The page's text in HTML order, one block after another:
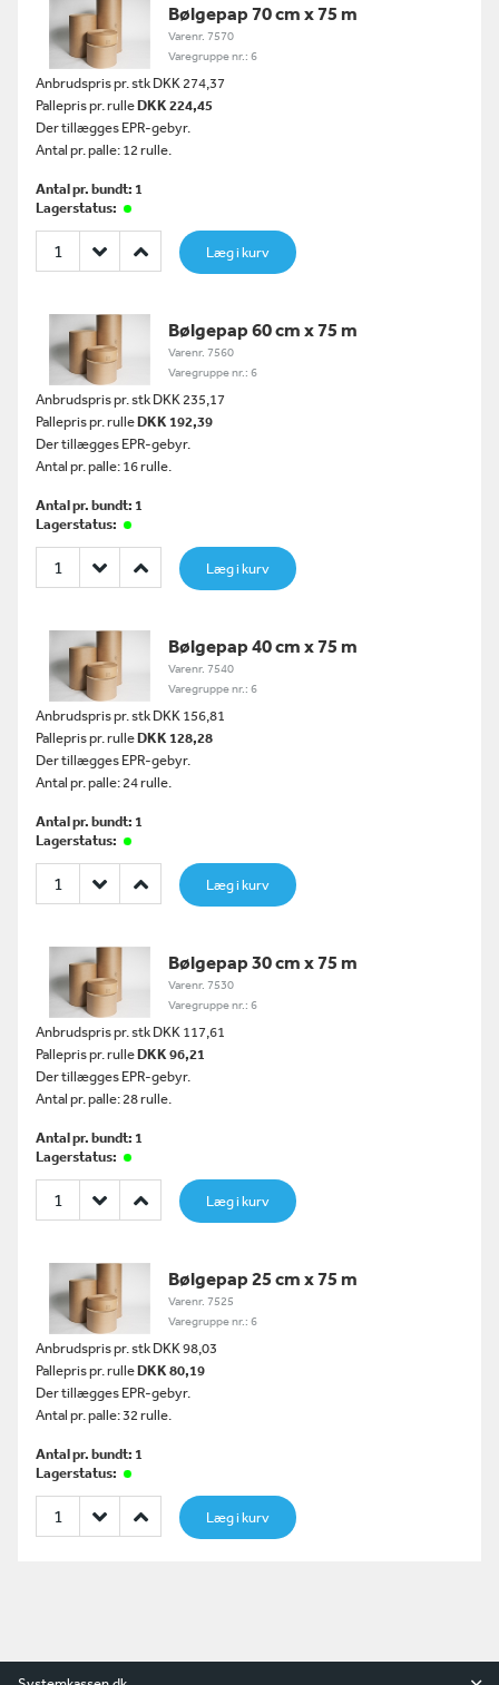
Bølgepap 70 cm x 75 m
Varenr. 7570
Varegruppe nr.: 6
Anbrudspris pr. stk DKK 274,37
Pallepris pr. rulleDKK 224,45
Der tillægges EPR-gebyr.
Antal pr. palle: 12 rulle.
Antal pr. bundt: 1
Lagerstatus:
Læg i kurv
Bølgepap 60 cm x 75 m
Varenr. 7560
Varegruppe nr.: 6
Anbrudspris pr. stk DKK 235,17
Pallepris pr. rulleDKK 192,39
Der tillægges EPR-gebyr.
Antal pr. palle: 16 rulle.
Antal pr. bundt: 1
Lagerstatus:
Læg i kurv
Bølgepap 40 cm x 75 m
Varenr. 7540
Varegruppe nr.: 6
Anbrudspris pr. stk DKK 156,81
Pallepris pr. rulleDKK 128,28
Der tillægges EPR-gebyr.
Antal pr. palle: 24 rulle.
Antal pr. bundt: 1
Lagerstatus:
Læg i kurv
Bølgepap 30 cm x 75 m
Varenr. 7530
Varegruppe nr.: 6
Anbrudspris pr. stk DKK 117,61
Pallepris pr. rulleDKK 96,21
Der tillægges EPR-gebyr.
Antal pr. palle: 28 rulle.
Antal pr. bundt: 1
Lagerstatus:
Læg i kurv
Bølgepap 25 cm x 75 m
Varenr. 7525
Varegruppe nr.: 6
Anbrudspris pr. stk DKK 98,03
Pallepris pr. rulleDKK 80,19
Der tillægges EPR-gebyr.
Antal pr. palle: 32 rulle.
Antal pr. bundt: 1
Lagerstatus:
Læg i kurv